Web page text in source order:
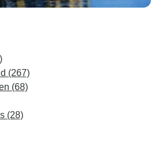
(267)
(68)
(28)